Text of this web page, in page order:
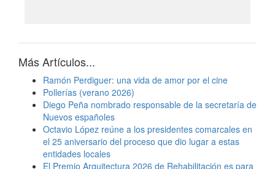
Más Artículos...
Ramón Perdiguer: una vida de amor por el cine
Pollerías (verano 2026)
Diego Peña nombrado responsable de la secretaría de
Nuevos españoles
Octavio López reúne a los presidentes comarcales en
el 25 aniversario del proceso que dio lugar a estas
entidades locales
El Premio Arquitectura 2026 de Rehabilitación es para